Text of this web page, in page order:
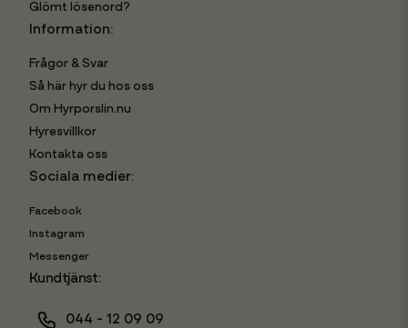
Glömt lösenord?
Information:
Frågor & Svar
Så här hyr du hos oss
Om Hyrporslin.nu
Hyresvillkor
Kontakta oss
Sociala medier:
Facebook
Instagram
Messenger
Kundtjänst:
044 - 12 09 09